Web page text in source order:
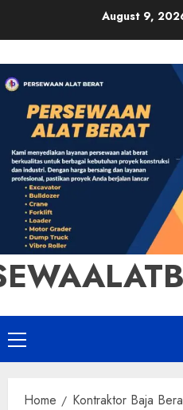
August 9,
Primary
Menu
Home
Kontraktor Baja